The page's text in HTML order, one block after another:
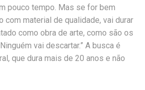
pouco tempo. Mas se for bem
com material de qualidade, vai durar
como obra de arte, como são os
vai descartar.” A busca é
que dura mais de 20 anos e não